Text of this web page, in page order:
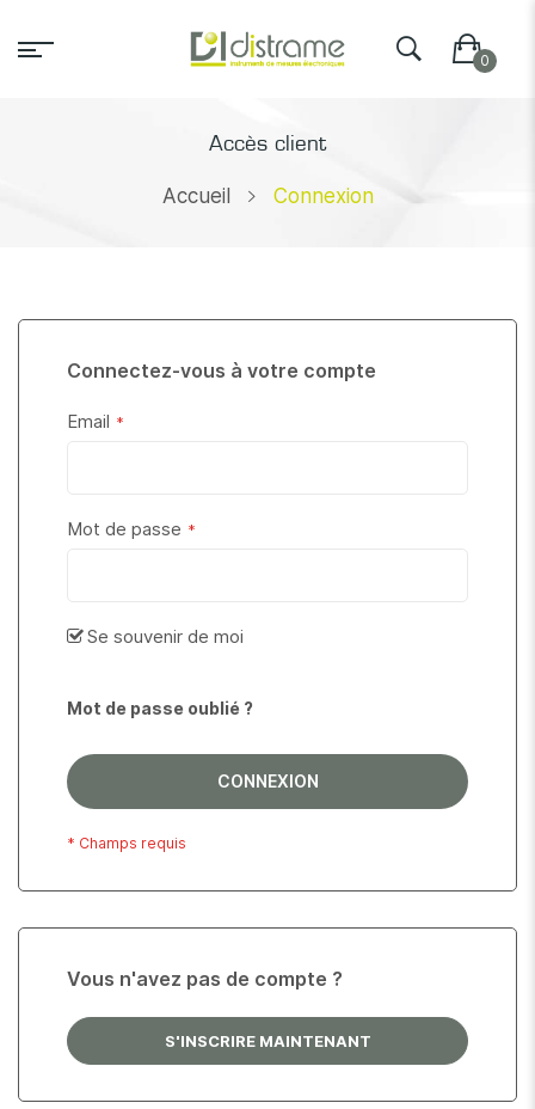
Accès client
Accueil Connexion
Connectez-vous à votre compte
Email
Mot de passe
Se souvenir de moi
Mot de passe oublié ?
CONNEXION
Vous n'avez pas de compte ?
S'INSCRIRE MAINTENANT